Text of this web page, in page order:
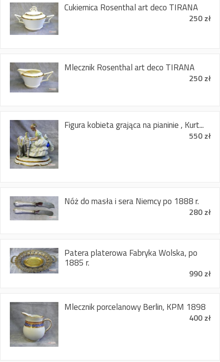
Cukiernica Rosenthal art deco TIRANA
250 zł
Mlecznik Rosenthal art deco TIRANA
250 zł
Figura kobieta grająca na pianinie , Kurt...
550 zł
Nóż do masła i sera Niemcy po 1888 r.
280 zł
Patera platerowa Fabryka Wolska, po
1885 r.
990 zł
Mlecznik porcelanowy Berlin, KPM 1898
400 zł